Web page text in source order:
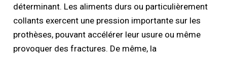
déterminant. Les aliments durs ou particulièrement
collants exercent une pression importante sur les
prothèses, pouvant accélérer leur usure ou même
provoquer des fractures. De même, la